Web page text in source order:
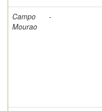
Campo
Mourao
-